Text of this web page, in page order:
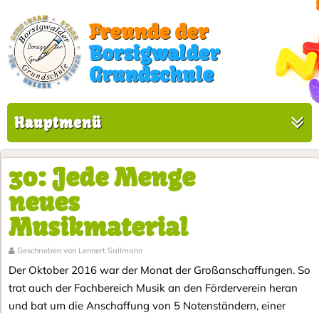
Freunde der
Borsigwalder
Grundschule
Hauptmenü
30: Jede Menge
neues
Musikmaterial
Geschrieben von Lennert Sallmann
Der Oktober 2016 war der Monat der Großanschaffungen. So
trat auch der Fachbereich Musik an den Förderverein heran
und bat um die Anschaffung von 5 Notenständern, einer